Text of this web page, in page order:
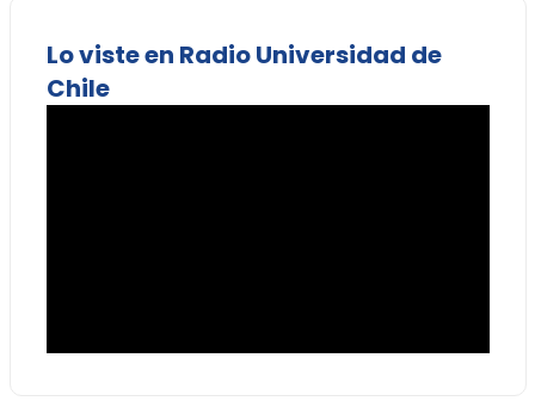
Lo viste en Radio Universidad de
Chile